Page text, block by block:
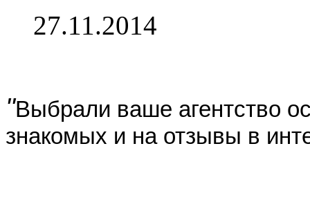
27.11.2014
"Выбрали ваше агентство
знакомых и на отзывы в